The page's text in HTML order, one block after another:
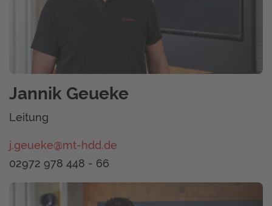
Jannik Geueke
Leitung
j.geueke@mt-hdd.de
02972 978 448 - 66